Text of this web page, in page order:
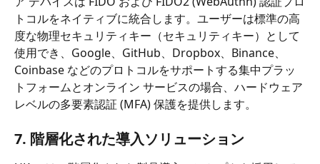
トコルをネイティブに統合します。ユーザーは標準の高
度な物理セキュリティキー（セキュリティキー）として
使用でき、Google、GitHub、Dropbox、Binance、
Coinbase などのプロトコルをサポートする集中プラッ
トフォームとオンライン サービスの場合、ハードウェア
レベルの多要素認証 (MFA) 保護を提供します。
7. 階層化された導入ソリューション